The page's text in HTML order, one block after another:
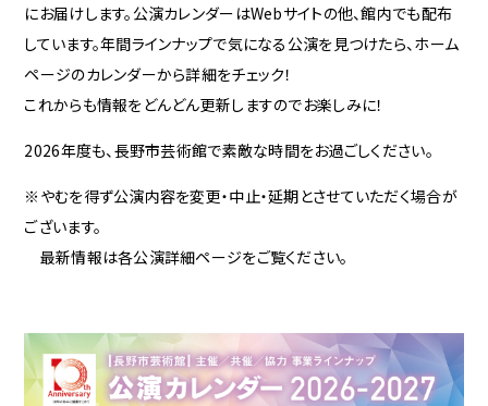
にお届けします。公演カレンダーはWebサイトの他、館内でも配布
しています。年間ラインナップで気になる公演を見つけたら、ホーム
ページのカレンダーから詳細をチェック！
これからも情報をどんどん更新しますのでお楽しみに！
2026年度も、長野市芸術館で素敵な時間をお過ごしください。
※やむを得ず公演内容を変更・中止・延期とさせていただく場合が
ございます。
最新情報は各公演詳細ページをご覧ください。